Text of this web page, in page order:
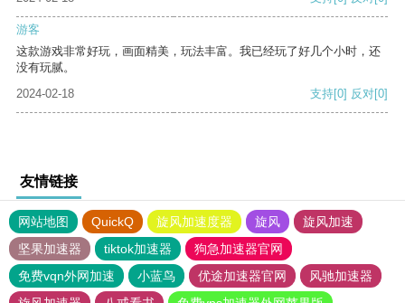
游客
这款游戏非常好玩，画面精美，玩法丰富。我已经玩了好几个小时，还
没有玩腻。
2024-02-18
支持[0] 反对[0]
友情链接
网站地图 QuickQ 旋风加速度器 旋风
旋风加速
坚果加速器
tiktok加速器
狗急加速器官网
免费vqn外网加速
小蓝鸟 优途加速器官网
风驰加速器